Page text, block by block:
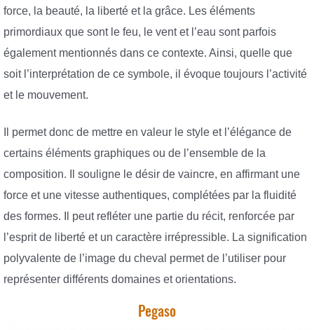
force, la beauté, la liberté et la grâce. Les éléments
primordiaux que sont le feu, le vent et l’eau sont parfois
également mentionnés dans ce contexte. Ainsi, quelle que
soit l’interprétation de ce symbole, il évoque toujours l’activité
et le mouvement.
Il permet donc de mettre en valeur le style et l’élégance de
certains éléments graphiques ou de l’ensemble de la
composition. Il souligne le désir de vaincre, en affirmant une
force et une vitesse authentiques, complétées par la fluidité
des formes. Il peut refléter une partie du récit, renforcée par
l’esprit de liberté et un caractère irrépressible. La signification
polyvalente de l’image du cheval permet de l’utiliser pour
représenter différents domaines et orientations.
Pegaso